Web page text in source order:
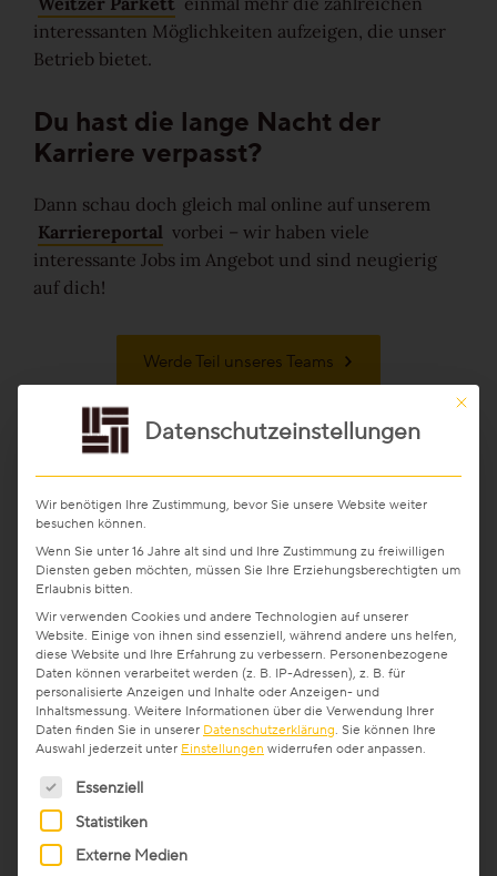
Wild
Alle Maserungen ansehen
Treppen & Stiegen
Boden- & Sockelleisten
Verlegemuster & -techniken
Reinigung & Pflege
Aus gutem Grund
Für die Ewigkeit gemacht
Wertvoll & leistbar
Gut für die Umwelt
Holz regional aus Europa
Dielen-Optik
interessanten Möglichkeiten aufzeigen, die unser
Betrieb bietet.
Du hast die lange Nacht der
Karriere verpasst?
Dann schau doch gleich mal online auf unserem
Karriereportal vorbei – wir haben viele
interessante Jobs im Angebot und sind neugierig
auf dich!
Werde Teil unseres Teams
Unsere Pioniere, Oberflächenperfektionisten und
Nicht nur Parkettböden
Oberflächen und innovativem Aufbau werden bei
uns produziert. Mit unseren Game Changern der
man es kaum vermuten würde – als ökologischen
Leichtbau ins Auto und in die Bahn. Auch völlig
neue Anwendungen werden ausgetüftelt, geplant
und umgesetzt. Es gab z.B. die Möglichkeit die
innovative Bodenheizung, die mit unserem
zu testen.
Im Rahmen der beiden Führungen um 17:30 und
Mit
Datenschutzeinstellungen
Wir benötigen Ihre Zustimmung, bevor Sie unsere Website weiter
besuchen können.
Wenn Sie unter 16 Jahre alt sind und Ihre Zustimmung zu freiwilligen
Diensten geben möchten, müssen Sie Ihre Erziehungsberechtigten um
Erlaubnis bitten.
Wir verwenden Cookies und andere Technologien auf unserer
Website. Einige von ihnen sind essenziell, während andere uns helfen,
diese Website und Ihre Erfahrung zu verbessern. Personenbezogene
Daten können verarbeitet werden (z. B. IP-Adressen), z. B. für
personalisierte Anzeigen und Inhalte oder Anzeigen- und
Inhaltsmessung. Weitere Informationen über die Verwendung Ihrer
Daten finden Sie in unserer Datenschutzerklärung. Sie können Ihre
Auswahl jederzeit unter Einstellungen widerrufen oder anpassen.
Es folgt eine Liste der Service-Gruppen, für die eine
Essenziell
Statistiken
Externe Medien